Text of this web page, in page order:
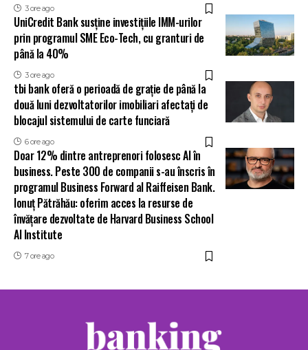
3 ore ago
UniCredit Bank susține investițiile IMM-urilor
prin programul SME Eco-Tech, cu granturi de
până la 40%
3 ore ago
tbi bank oferă o perioadă de grație de până la
două luni dezvoltatorilor imobiliari afectați de
blocajul sistemului de carte funciară
6 ore ago
Doar 12% dintre antreprenori folosesc AI în
business. Peste 300 de companii s-au înscris în
programul Business Forward al Raiffeisen Bank.
Ionuț Pătrăhău: oferim acces la resurse de
învățare dezvoltate de Harvard Business School
AI Institute
7 ore ago